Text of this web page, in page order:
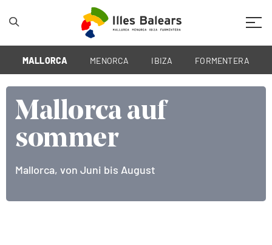
MALLORCA MENORCA IBIZA FORMENTERA
Mallorca auf
sommer
Mallorca, von Juni bis August
Mallorca auf
sommer
Mallorca, von Juni bis August
Mallorca auf
sommer
Mallorca, von Juni bis August (By HiBalearic)